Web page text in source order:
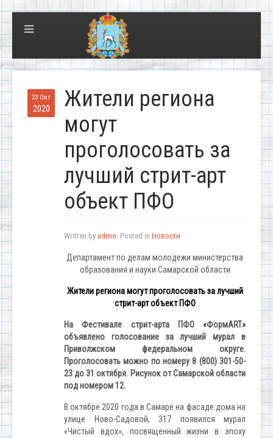
23 Окт
2020
Жители региона
могут
проголосовать за
лучший стрит-арт
объект ПФО
Written by admin. Posted in Новости
Департамент по делам молодежи министерства
образования и науки Самарской области
Жители региона могут проголосовать за лучший
стрит-арт объект ПФО
На Фестивале стрит-арта ПФО «ФормART»
объявлено голосование за лучший мурал в
Приволжском федеральном округе.
Проголосовать можно по номеру 8 (800) 301-50-
23 до 31 октября. Рисунок от Самарской области
под номером 12.
В октябре 2020 года в Самаре на фасаде дома на
улице Ново-Садовой, 317 появился мурал
«Чистый вдох», посвященный жизни в эпоху